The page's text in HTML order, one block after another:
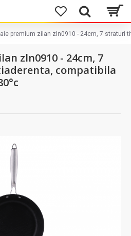
premium zilan zln0910 - 24cm, 7 straturi
zln0910 - 24cm, 7
compatibila